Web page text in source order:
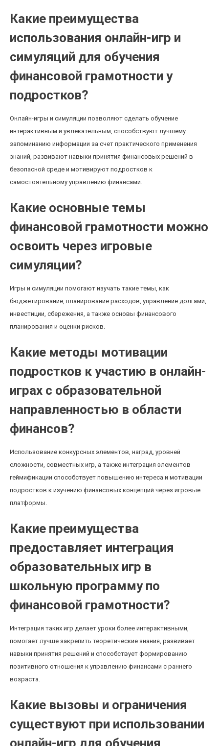
Какие преимущества
использования онлайн-игр и
симуляций для обучения
финансовой грамотности у
подростков?
Онлайн-игры и симуляции позволяют сделать обучение
интерактивным и увлекательным, способствуют лучшему
запоминанию информации за счет практического применения
знаний, развивают навыки принятия финансовых решений в
безопасной среде и мотивируют подростков к
самостоятельному управлению финансами.
Какие основные темы
финансовой грамотности можно
освоить через игровые
симуляции?
Игры и симуляции помогают изучать такие темы, как
бюджетирование, планирование расходов, управление долгами,
инвестиции, сбережения, а также основы финансового
планирования и оценки рисков.
Какие методы мотивации
подростков к участию в онлайн-
играх с образовательной
направленностью в области
финансов?
Использование конкурсных элементов, наград, уровней
сложности, совместных игр, а также интеграция элементов
геймификации способствует повышению интереса и мотивации
подростков к изучению финансовых концепций через игровые
платформы.
Какие преимущества
предоставляет интеграция
образовательных игр в
школьную программу по
финансовой грамотности?
Интеграция таких игр делает уроки более интерактивными,
помогает лучше закрепить теоретические знания, развивает
навыки принятия решений и способствует формированию
позитивного отношения к управлению финансами с раннего
возраста.
Какие вызовы и ограничения
существуют при использовании
онлайн-игр для обучения